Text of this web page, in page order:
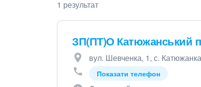
1 результат
ЗП(ПТ)О Катюжанський
вул. Шевченка, 1, с.
Показати телефон